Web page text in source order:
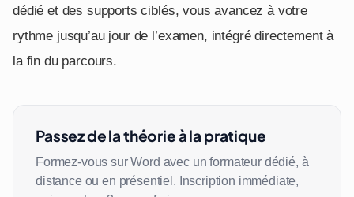
dédié et des supports ciblés, vous avancez à votre
rythme jusqu’au jour de l’examen, intégré directement à
la fin du parcours.
Passez de la théorie à la pratique
Formez-vous sur Word avec un formateur dédié, à
distance ou en présentiel. Inscription immédiate,